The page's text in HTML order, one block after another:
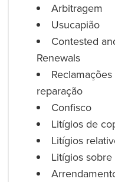
Arbitragem
Usucapião
Contested
Renewals
reparação
Confisco
Litígios de
Litígios
Litígios